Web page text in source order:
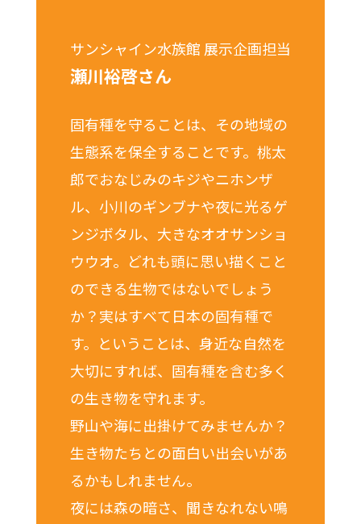
サンシャイン水族館 展示企画担当
瀬川裕啓さん
固有種を守ることは、その地域の
生態系を保全することです。桃太
郎でおなじみのキジやニホンザ
ル、小川のギンブナや夜に光るゲ
ンジボタル、大きなオオサンショ
ウウオ。どれも頭に思い描くこと
のできる生物ではないでしょう
か？実はすべて日本の固有種で
す。ということは、身近な自然を
大切にすれば、固有種を含む多く
の生き物を守れます。
野山や海に出掛けてみませんか？
生き物たちとの面白い出会いがあ
るかもしれません。
夜には森の暗さ、聞きなれない鳴